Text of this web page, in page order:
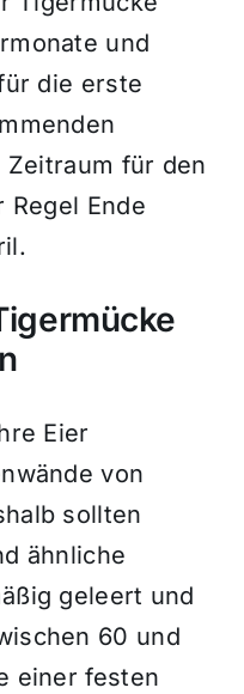
und
die erste
Zeitraum für den
Ende
Eier
von
sollten
ähnliche
geleert und
60 und
einer festen